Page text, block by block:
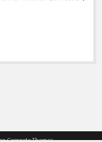
Compete Themes.